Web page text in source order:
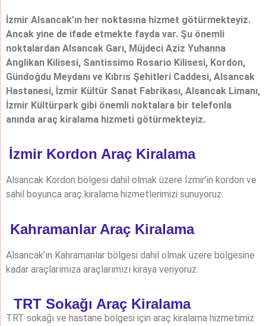
İzmir Alsancak’ın her noktasına hizmet götürmekteyiz.
Ancak yine de ifade etmekte fayda var. Şu önemli
noktalardan Alsancak Garı, Müjdeci Aziz Yuhanna
Anglikan Kilisesi, Santissimo Rosario Kilisesi, Kordon,
Gündoğdu Meydanı ve Kıbrıs Şehitleri Caddesi, Alsancak
Hastanesi, İzmir Kültür Sanat Fabrikası, Alsancak Limanı,
İzmir Kültürpark gibi önemli noktalara bir telefonla
anında araç kiralama hizmeti götürmekteyiz.
İzmir Kordon Araç Kiralama
Alsancak Kordon bölgesi dahil olmak üzere İzmir’in kordon ve
sahil boyunca araç kiralama hizmetlerimizi sunuyoruz.
Kahramanlar Araç Kiralama
Alsancak’ın Kahramanlar bölgesi dahil olmak üzere bölgesine
kadar araçlarımıza araçlarımızı kiraya veriyoruz.
TRT Sokağı Araç Kiralama
TRT sokağı ve hastane bölgesi için araç kiralama hizmetimiz